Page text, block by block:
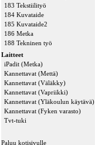
183 Tekstiilityö
184 Kuvataide
185 Kuvataide2
186 Metka
188 Tekninen työ
Laitteet
iPadit (Metka)
Kannettavat (Mettä)
Kannettavat (Väläkky)
Kannettavat (Vapriikki)
Kannettavat (Yläkoulun käytävä)
Kannettavat (Fyken varasto)
Tvt-tuki
Paluu kotisivulle